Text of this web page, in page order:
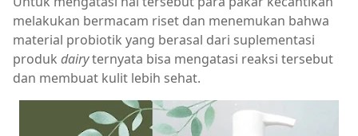
melakukan bermacam riset dan menemukan bahwa
material probiotik yang berasal dari suplementasi
produk dairyternyata bisa mengatasi reaksi tersebut
dan membuat kulit lebih sehat.